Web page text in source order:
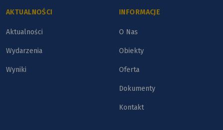
AKTUALNOŚCI
Aktualności
Wydarzenia
Wyniki
INFORMACJE
O Nas
Obiekty
Oferta
Dokumenty
Kontakt